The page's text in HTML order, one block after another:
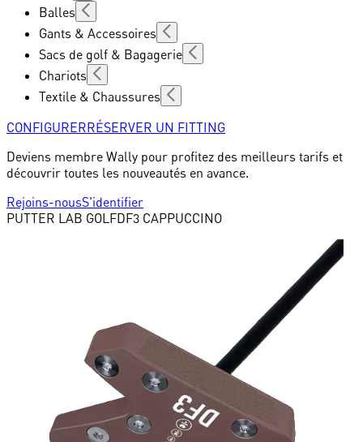
Balles
Gants & Accessoires
Sacs de golf & Bagagerie
Chariots
Textile & Chaussures
CONFIGURERRÉSERVER UN FITTING
Deviens membre Wally pour profitez des meilleurs tarifs et
découvrir toutes les nouveautés en avance.
Rejoins-nousS'identifier
PUTTER LAB GOLFDF3 CAPPUCCINO